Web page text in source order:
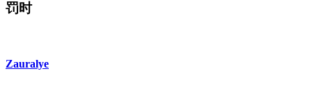
罚时
Zauralye